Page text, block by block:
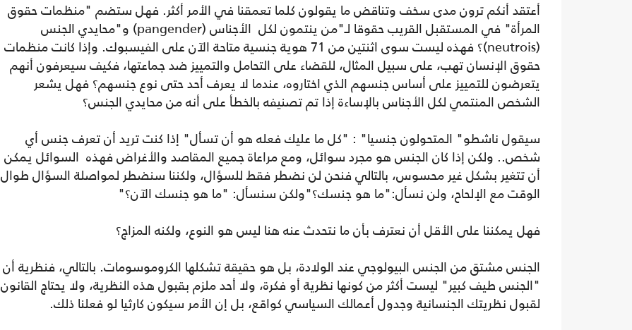
أعتقد أنكم ترون مدى سخف وتناقض ما يقولون كلما تعمقنا في الأمر أكثر. فهل ستضم "منظمات حقوق
المرأة" في المستقبل القريب حقوقا لـ"من ينتمون لكل الأجناس (pangender) و"محايدي الجنس
(neutrois)؟ فهذه ليست سوى اثنتين من 71 هوية جنسية متاحة الآن على الفيسبوك. وإذا كانت منظمات
حقوق الإنسان تهب، على سبيل المثال، للقضاء على التحامل والتمييز ضد جماعتها، فكيف سيعرفون أنهم
يتعرضون للتمييز على أساس جنسهم الذي اختاروه، عندما لا يعرف أحد حتى نوع جنسهم؟ فهل يشعر
الشخص المنتمي لكل الأجناس بالإساءة إذا تم تصنيفه بالخطأ على أنه من محايدي الجنس؟
سيقول ناشطو" المتحولون جنسيا" : "كل ما عليك فعله هو أن تسأل" إذا كنت تريد أن تعرف جنس أي
شخص.. ولكن إذا كان الجنس هو مجرد سوائل، ومع مراعاة جميع المقاصد والأغراض فهذه السوائل يمكن
أن تتغير بشكل غير محسوس، بالتالي فنحن لن نضطر فقط للسؤال، ولكننا سنضطر لمواصلة السؤال طوال
الوقت مع الإلحاح، ولن نسأل:"ما هو جنسك؟"ولكن سنسأل: "ما هو جنسك الآن؟"
فهل يمكننا على الأقل أن نعترف بأن ما نتحدث عنه هنا ليس هو النوع، ولكنه المزاج؟
الجنس مشتق من الجنس البيولوجي عند الولادة، بل هو حقيقة تشكلها الكروموسومات. بالتالي، فنظرية أن
"الجنس طيف كبير" ليست أكثر من كونها نظرية أو فكرة، ولا أحد ملزم بقبول هذه النظرية، ولا يحتاج القانون
لقبول نظريتك الجنسانية وجدول أعمالك السياسي كواقع، بل إن الأمر سيكون كارثيا لو فعلنا ذلك.